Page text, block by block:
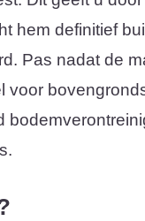
hem definitief
Pas nadat de